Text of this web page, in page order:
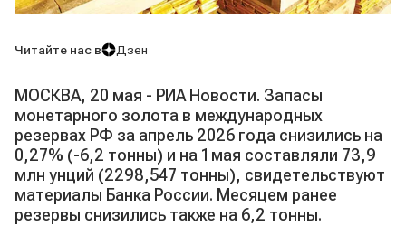
Читайте нас в Дзен
МОСКВА, 20 мая - РИА Новости. Запасы
монетарного золота в международных
резервах РФ за апрель 2026 года снизились на
0,27% (-6,2 тонны) и на 1 мая составляли 73,9
млн унций (2298,547 тонны), свидетельствуют
материалы Банка России. Месяцем ранее
резервы снизились также на 6,2 тонны.